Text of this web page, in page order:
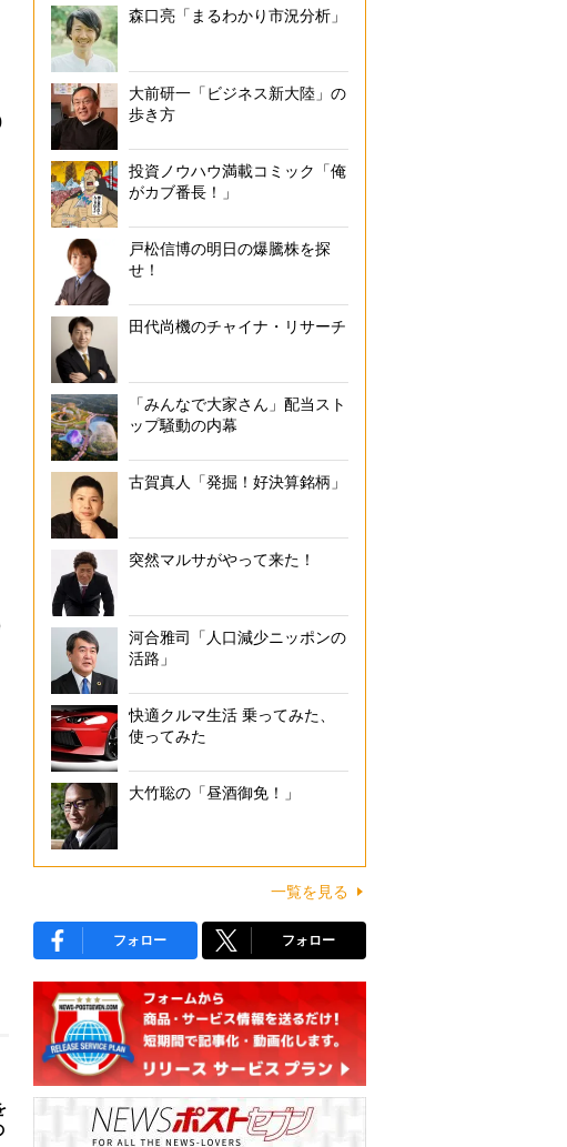
森口亮「まるわかり市況分析」
大前研一「ビジネス新大陸」の
歩き方
投資ノウハウ満載コミック「俺
がカブ番長！」
戸松信博の明日の爆騰株を探
せ！
田代尚機のチャイナ・リサーチ
「みんなで大家さん」配当スト
ップ騒動の内幕
古賀真人「発掘！好決算銘柄」
突然マルサがやって来た！
河合雅司「人口減少ニッポンの
活路」
快適クルマ生活 乗ってみた、
使ってみた
大竹聡の「昼酒御免！」
一覧を見る
フォロー フォロー